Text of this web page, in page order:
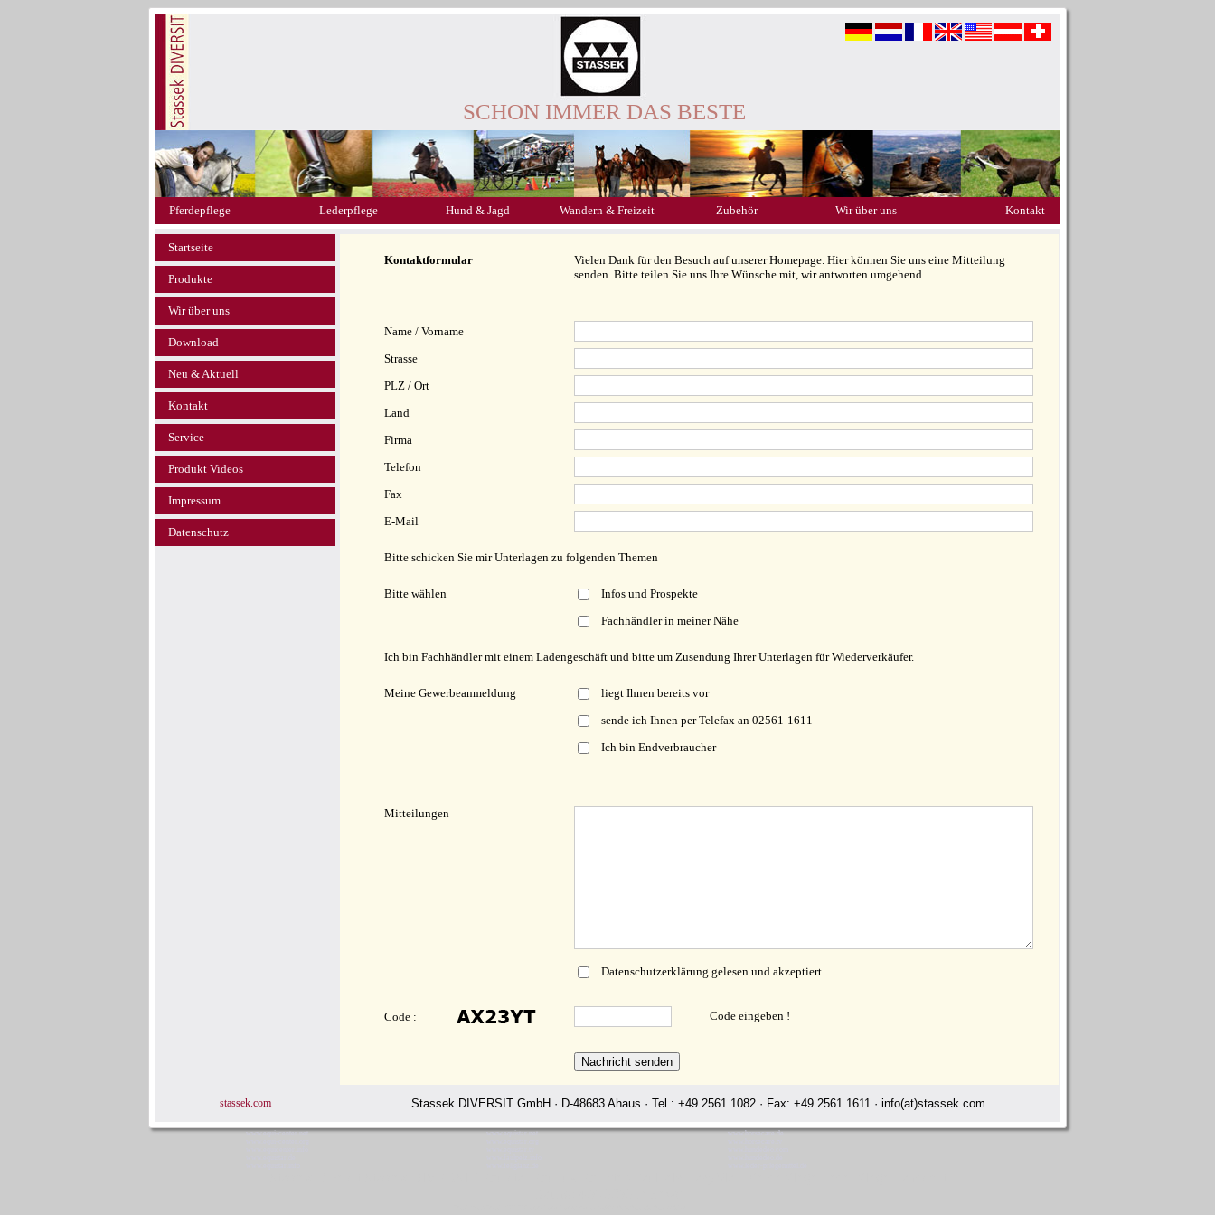
SCHON IMMER DAS BESTE
Pferdepflege Lederpflege Hund & Jagd Wandern & Freizeit Zubehör Wir über uns Kontakt
Startseite
Produkte
Wir über uns
Download
Neu & Aktuell
Kontakt
Service
Produkt Videos
Impressum
Datenschutz
Kontaktformular
Vielen Dank für den Besuch auf unserer Homepage. Hier können Sie uns eine Mitteilung
senden. Bitte teilen Sie uns Ihre Wünsche mit, wir antworten umgehend.
Name / Vorname
Strasse
PLZ / Ort
Land
Firma
Telefon
Fax
E-Mail
Bitte schicken Sie mir Unterlagen zu folgenden Themen
Bitte wählen
Infos und Prospekte
Fachhändler in meiner Nähe
Ich bin Fachhändler mit einem Ladengeschäft und bitte um Zusendung Ihrer Unterlagen für Wiederverkäufer.
Meine Gewerbeanmeldung
liegt Ihnen bereits vor
sende ich Ihnen per Telefax an 02561-1611
Ich bin Endverbraucher
Mitteilungen
Datenschutzerklärung gelesen und akzeptiert
Code : Code eingeben !
stassek.com Stassek DIVERSIT GmbH · D-48683 Ahaus · Tel.: +49 2561 1082 · Fax: +49 2561 1611 · info(at)stassek.com
www.equi-center.net
www.equistar.net
www.horsecare.de